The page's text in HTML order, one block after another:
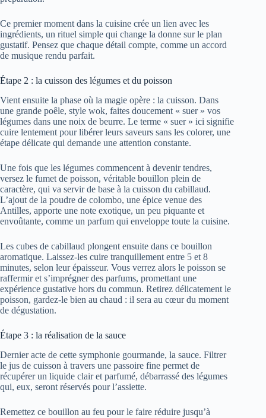
Ce premier moment dans la cuisine crée un lien avec les
ingrédients, un rituel simple qui change la donne sur le plan
gustatif. Pensez que chaque détail compte, comme un accord
de musique rendu parfait.
Étape 2 : la cuisson des légumes et du poisson
Vient ensuite la phase où la magie opère : la cuisson. Dans
une grande poêle, style wok, faites doucement « suer » vos
légumes dans une noix de beurre. Le terme « suer » ici signifie
cuire lentement pour libérer leurs saveurs sans les colorer, une
étape délicate qui demande une attention constante.
Une fois que les légumes commencent à devenir tendres,
versez le fumet de poisson, véritable bouillon plein de
caractère, qui va servir de base à la cuisson du cabillaud.
L’ajout de la poudre de colombo, une épice venue des
Antilles, apporte une note exotique, un peu piquante et
envoûtante, comme un parfum qui enveloppe toute la cuisine.
Les cubes de cabillaud plongent ensuite dans ce bouillon
aromatique. Laissez-les cuire tranquillement entre 5 et 8
minutes, selon leur épaisseur. Vous verrez alors le poisson se
raffermir et s’imprégner des parfums, promettant une
expérience gustative hors du commun. Retirez délicatement le
poisson, gardez-le bien au chaud : il sera au cœur du moment
de dégustation.
Étape 3 : la réalisation de la sauce
Dernier acte de cette symphonie gourmande, la sauce. Filtrer
le jus de cuisson à travers une passoire fine permet de
récupérer un liquide clair et parfumé, débarrassé des légumes
qui, eux, seront réservés pour l’assiette.
Remettez ce bouillon au feu pour le faire réduire jusqu’à